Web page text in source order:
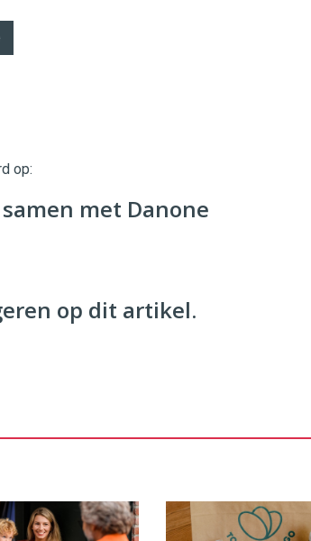
op:
met Danone
op dit artikel.